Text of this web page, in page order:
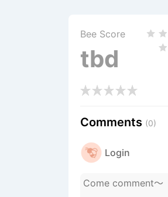
Bee Score
tbd
Comments (0)
Login